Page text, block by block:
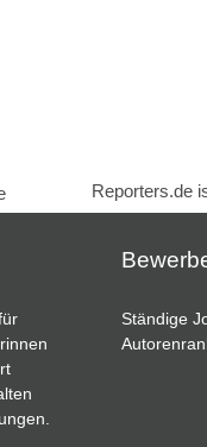
Reporters.de
Ständige